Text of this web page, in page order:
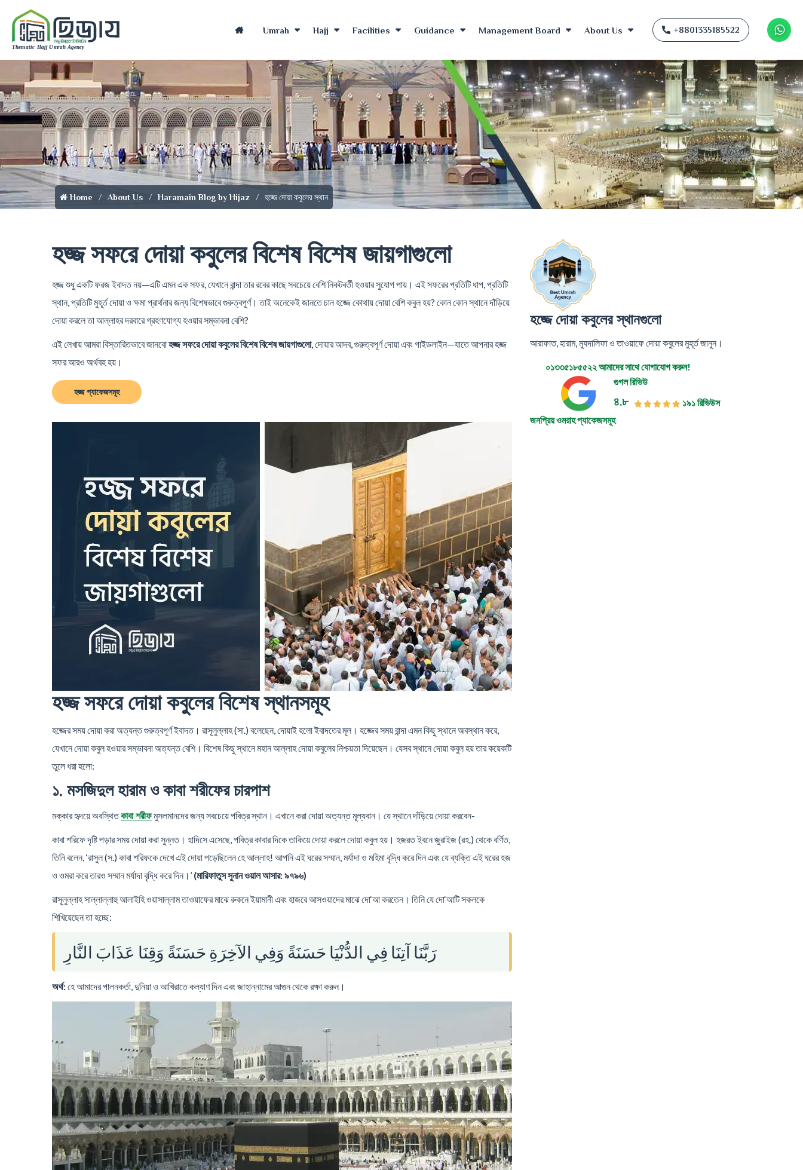
Home Umrah Hajj Facilities Guidance Management Board About Us +8801335185522
Home About Us Haramain Blog by Hijaz হজ্জে দোয়া কবুলের স্থান
হজ্জ সফরে দোয়া কবুলের বিশেষ বিশেষ জায়গাগুলো
হজ্জ শুধু একটি ফরজ ইবাদত নয়—এটি এমন এক সফর, যেখানে বান্দা তার রবের কাছে সবচেয়ে বেশি নিকটবর্তী হওয়ার সুযোগ পায়। এই সফরের প্রতিটি ধাপ, প্রতিটি
স্থান, প্রতিটি মুহূর্ত দোয়া ও ক্ষমা প্রার্থনার জন্য বিশেষভাবে গুরুত্বপূর্ণ। তাই অনেকেই জানতে চান হজ্জে কোথায় দোয়া বেশি কবুল হয়? কোন কোন স্থানে দাঁড়িয়ে
দোয়া করলে তা আল্লাহর দরবারে গ্রহণযোগ্য হওয়ার সম্ভাবনা বেশি?
এই লেখায় আমরা বিস্তারিতভাবে জানবোহজ্জ সফরে দোয়া কবুলের বিশেষ বিশেষ জায়গাগুলো, দোয়ার আদব, গুরুত্বপূর্ণ দোয়া এবং গাইডলাইন—যাতে আপনার হজ্জ
সফর আরও অর্থবহ হয়।
হজ্জ প্যাকেজসমূহ
হজ্জ সফরে দোয়া কবুলের বিশেষ স্থানসমূহ
হজ্জের সময় দোয়া করা অত্যন্ত গুরুত্বপূর্ণ ইবাদত। রাসূলুল্লাহ (সা.) বলেছেন, দোয়াই হলো ইবাদতের মূল। হজ্জের সময় বান্দা এমন কিছু স্থানে অবস্থান করে,
যেখানে দোয়া কবুল হওয়ার সম্ভাবনা অত্যন্ত বেশি। বিশেষ কিছু স্থানে মহান আল্লাহ দোয়া কবুলের নিশ্চয়তা দিয়েছেন। যেসব স্থানে দোয়া কবুল হয় তার কয়েকটি
তুলে ধরা হলো:
১. মসজিদুল হারাম ও কাবা শরীফের চারপাশ
মক্কার হৃদয়ে অবস্থিতকাবা শরীফমুসলমানদের জন্য সবচেয়ে পবিত্র স্থান। এখানে করা দোয়া অত্যন্ত মূল্যবান। যে স্থানে দাঁড়িয়ে দোয়া করবেন-
কাবা শরিফে দৃষ্টি পড়ার সময় দোয়া করা সুন্নত। হাদিসে এসেছে, পবিত্র কাবার দিকে তাকিয়ে দোয়া করলে দোয়া কবুল হয়। হজরত ইবনে জুরাইজ (রহ.) থেকে বর্ণিত,
তিনি বলেন, ‘রাসুল (স.) কাবা শরিফকে দেখে এই দোয়া পড়েছিলেন হে আল্লাহ! আপনি এই ঘরের সম্মান, মর্যাদা ও মহিমা বৃদ্ধি করে দিন এবং যে ব্যক্তি এই ঘরের হজ
ও ওমরা করে তারও সম্মান মর্যাদা বৃদ্ধি করে দিন।’ (মারিফাতুস সুনান ওয়াল আসার: ৯৭৯৬)
রাসূলুল্লাহ সাল্লাল্লাহু আলাইহি ওয়াসাল্লাম তাওয়াফের মাঝে রুকনে ইয়ামানী এবং হাজরে আসওয়াদের মাঝে দো‘আ করতেন। তিনি যে দো‘আটি সকলকে
শিখিয়েছেন তা হচ্ছে:
رَبَّنَا آتِنَا فِي الدُّنْيَا حَسَنَةً وَفِي الآخِرَةِ حَسَنَةً وَقِنَا عَذَابَ النَّارِ
অর্থ:হে আমাদের পালনকর্তা, দুনিয়া ও আখিরাতে কল্যাণ দিন এবং জাহান্নামের আগুন থেকে রক্ষা করুন।
হজ্জে দোয়া কবুলের স্থানগুলো
আরাফাত, হারাম, মুযদালিফা ও তাওয়াফে দোয়া কবুলের মুহূর্ত জানুন।
০১৩৩৫১৮৫৫২২ আমাদের সাথে যোগাযোগ করুন!
গুগল রিভিউ
৪.৮
১৯১ রিভিউস
জনপ্রিয় ওমরাহ প্যাকেজসমূহ